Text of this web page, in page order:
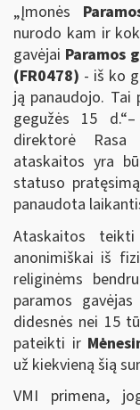
„Įmonės
nurodo kam ir
gavėjai Paramos
(FR0478) - iš ko
ją panaudojo.
gegužės 15
direktorė
ataskaitos yra
statuso
panaudota
Ataskaitos
anonimiškai iš
religinėms
paramos
didesnės nei 15
pateikti ir
už kiekvieną šią
VMI primena,